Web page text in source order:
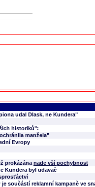
udal Dlask, ne Kundera"
historiků":
manžela"
Evropy
prokázána nade vší pochybnost
Kundera byl udavač
je součástí reklamní kampaně ve